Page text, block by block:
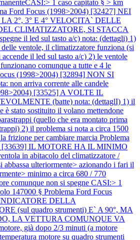
1 caso capitato § > km
Ford Focus (1998>2004) [32427] NEI
2°, 3° E 4° VELOCITA` DELLE
CLIMATIZZATORE, SI STACCA
il led sul tasto a/c) nota: (dettagli) 1)
ventole, il climatizzatore funziona (si
il led sul tasto a/c) 2) le ventole
comunque a tutte e 4 le
(1998>2004) [32894] NON SI
non arriva corrente alle candele
[33525] A VOLTE IL
(batte) nota: (dettaglI) 1) il
è stato sostituito il volano mettendone
(quello che era montato prima
2) il problema si nota a circa 1500
frizione per cambiare marcia Problema
[33639] IL MOTORE HA IL MINIMO
in abitacolo del climatizzatore /
abbassa ulteriormente> azionando i fari il
minimo a circa 680 / 770
comunque non si spegne CASI:> 1
147000 § Problema Ford Focus
DELLA
(sul quadro strumenti) E` A 90°, MA
LA VETTURA COMUNQUE VA
già dopo 2/3 minuti (a motore
motore su quadro strumenti